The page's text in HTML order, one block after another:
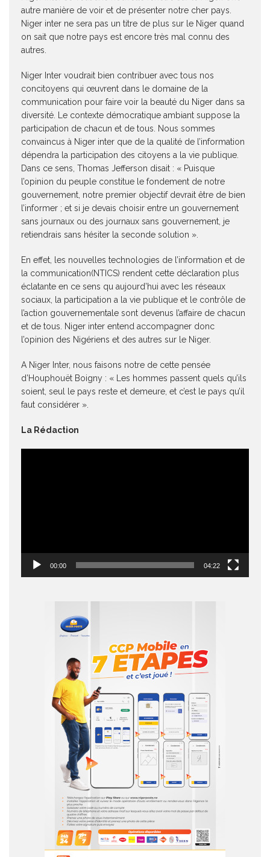
autre manière de voir et de présenter notre cher pays.
Niger inter ne sera pas un titre de plus sur le Niger quand
on sait que notre pays est encore très mal connu des
autres.
Niger Inter voudrait bien contribuer avec tous nos
concitoyens qui œuvrent dans le domaine de la
communication pour faire voir la beauté du Niger dans sa
diversité. Le contexte démocratique ambiant suppose la
participation de chacun et de tous. Nous sommes
convaincus à Niger inter que de la qualité de l’information
dépendra la participation des citoyens a la vie publique.
Dans ce sens, Thomas Jefferson disait : « Puisque
l’opinion du peuple constitue le fondement de notre
gouvernement, notre premier objectif devrait être de bien
l’informer ; et si je devais choisir entre un gouvernement
sans journaux ou des journaux sans gouvernement, je
retiendrais sans hésiter la seconde solution ».
En effet, les nouvelles technologies de l’information et de
la communication(NTICS) rendent cette déclaration plus
éclatante en ce sens qu aujourd’hui avec les réseaux
sociaux, la participation a la vie publique et le contrôle de
l’action gouvernementale sont devenus l’affaire de chacun
et de tous. Niger inter entend accompagner donc
l’opinion des Nigériens et des autres sur le Niger.
A Niger Inter, nous faisons notre de cette pensée
d’Houphouët Boigny : « Les hommes passent quels qu’ils
soient, seul le pays reste et demeure, et c’est le pays qu’il
faut considérer ».
La Rédaction
00:00 04:22